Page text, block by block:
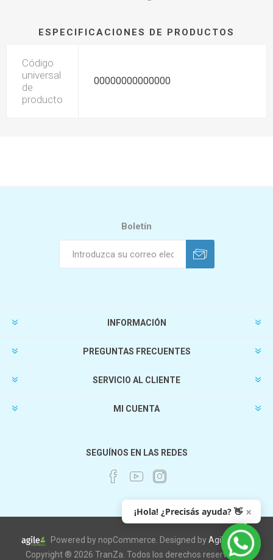
ESPECIFICACIONES DE PRODUCTOS
Código
universal
de
producto
00000000000000
Boletín
INFORMACIÓN
PREGUNTAS FRECUENTES
SERVICIO AL CLIENTE
MI CUENTA
SEGUÍNOS EN LAS REDES
Powered by nopCommerce. Designed byAgileWorks
Copyright ® 2026 TranZa. Todos los derechos reservados.
¡Hola! ¿Precisás ayuda? 👋 ×